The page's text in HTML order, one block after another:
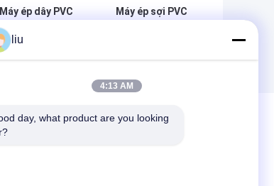
Máy ép dây PVC
1000m/min
đường kính vít
Máy ép sợi PVC
liu
4:13 AM
day, what product are you looking